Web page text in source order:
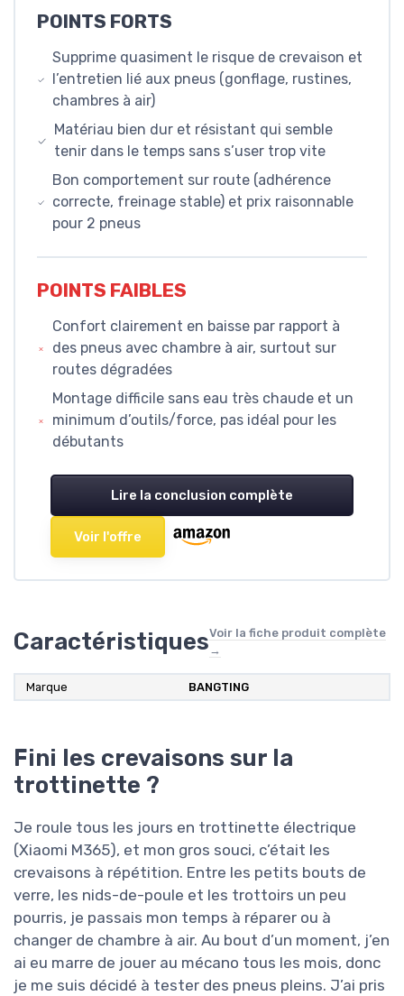
POINTS FORTS
Supprime quasiment le risque de crevaison et
l’entretien lié aux pneus (gonflage, rustines,
chambres à air)
Matériau bien dur et résistant qui semble
tenir dans le temps sans s’user trop vite
Bon comportement sur route (adhérence
correcte, freinage stable) et prix raisonnable
pour 2 pneus
POINTS FAIBLES
Confort clairement en baisse par rapport à
des pneus avec chambre à air, surtout sur
routes dégradées
Montage difficile sans eau très chaude et un
minimum d’outils/force, pas idéal pour les
débutants
Lire la conclusion complète
Voir l'offre
CaractéristiquesVoir la fiche produit complète
→
Marque BANGTING
Fini les crevaisons sur la
trottinette ?
Je roule tous les jours en trottinette électrique
(Xiaomi M365), et mon gros souci, c’était les
crevaisons à répétition. Entre les petits bouts de
verre, les nids-de-poule et les trottoirs un peu
pourris, je passais mon temps à réparer ou à
changer de chambre à air. Au bout d’un moment, j’en
ai eu marre de jouer au mécano tous les mois, donc
je me suis décidé à tester des pneus pleins. J’ai pris